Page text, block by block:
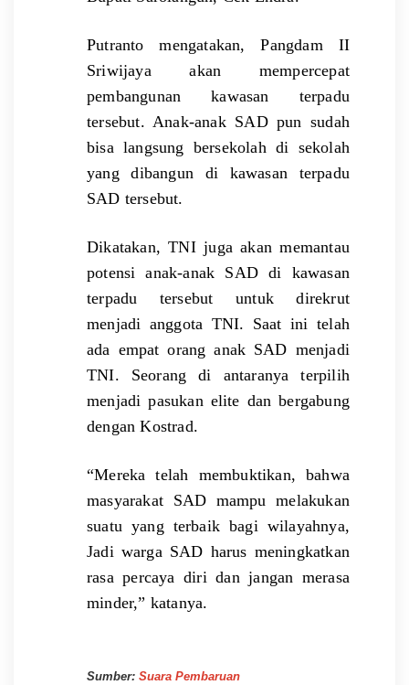
Putranto mengatakan, Pangdam II
Sriwijaya akan mempercepat
pembangunan kawasan terpadu
tersebut. Anak-anak SAD pun sudah
bisa langsung bersekolah di sekolah
yang dibangun di kawasan terpadu
SAD tersebut.
Dikatakan, TNI juga akan memantau
potensi anak-anak SAD di kawasan
terpadu tersebut untuk direkrut
menjadi anggota TNI. Saat ini telah
ada empat orang anak SAD menjadi
TNI. Seorang di antaranya terpilih
menjadi pasukan elite dan bergabung
dengan Kostrad.
“Mereka telah membuktikan, bahwa
masyarakat SAD mampu melakukan
suatu yang terbaik bagi wilayahnya,
Jadi warga SAD harus meningkatkan
rasa percaya diri dan jangan merasa
minder,” katanya.
Sumber: Suara Pembaruan